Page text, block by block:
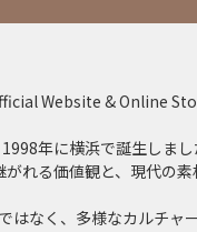
Website & Online
年に横浜で誕生しまし
れる価値観と、現代の
なく、多様なカルチャ